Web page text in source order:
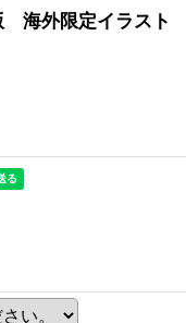
外限定イラスト